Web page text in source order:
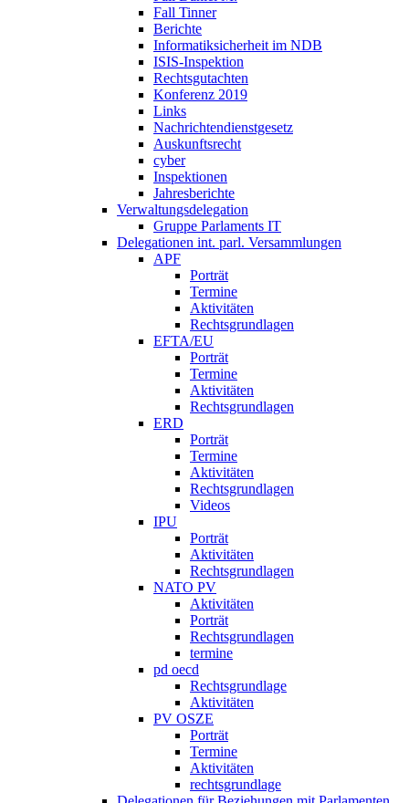
Fall Tinner
Berichte
Informatiksicherheit ­im NDB
ISIS-Inspektion
Rechtsgutachten
Konferenz 2019
Links
Nachrichtendienstgesetz
Auskunftsrecht
cyber
Inspektionen
Jahresberichte
Verwaltungsdelegation
Gruppe Parlaments IT
Delegationen int. parl. Versammlungen
APF
Porträt
Termine
Aktivitäten
Rechtsgrundlagen
EFTA/EU
Porträt
Termine
Aktivitäten
Rechtsgrundlagen
ERD
Porträt
Termine
Aktivitäten
Rechtsgrundlagen
Videos
IPU
Porträt
Aktivitäten
Rechtsgrundlagen
NATO PV
Aktivitäten
Porträt
Rechtsgrundlagen
termine
pd oecd
Rechtsgrundlage
Aktivitäten
PV OSZE
Porträt
Termine
Aktivitäten
rechtsgrundlage